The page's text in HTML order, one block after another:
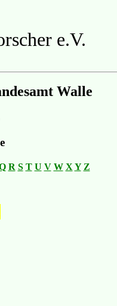
e.V.
Walle
R S T U V W X Y Z